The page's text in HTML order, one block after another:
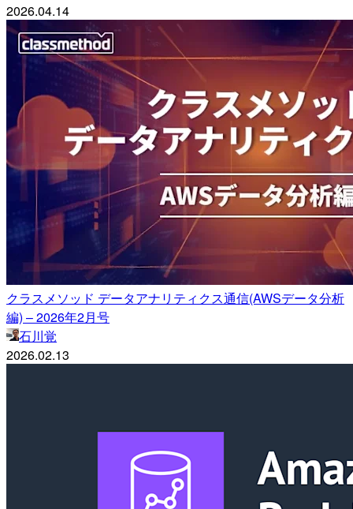
2026.04.14
クラスメソッド データアナリティクス通信(AWSデータ分析
編) – 2026年2月号
石川覚
2026.02.13